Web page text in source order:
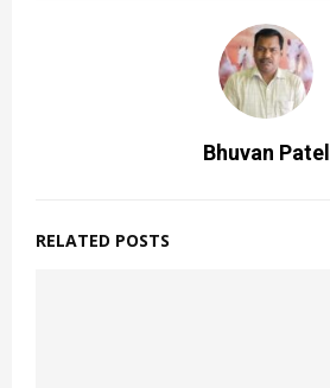
Bhuvan Patel
RELATED POSTS